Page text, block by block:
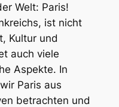
Welt: Paris!
ist nicht
Kultur und
auch viele
Aspekte. In
Paris aus
betrachten und